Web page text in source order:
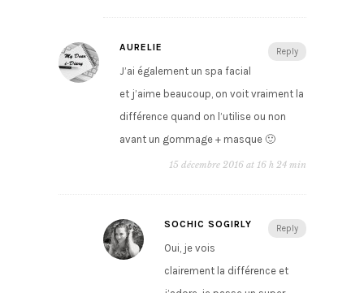
Reply
AURELIE
J’ai également un spa facial
et j’aime beaucoup, on voit vraiment la
différence quand on l’utilise ou non
avant un gommage + masque 🙂
15 décembre 2016 at 16 h 24 min
Reply
SOCHIC SOGIRLY
Oui, je vois
clairement la différence et